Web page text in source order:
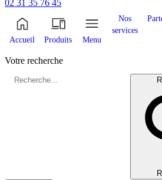
02 31 35 76 45
Accueil Produits Menu
Nos
services
Votre recherche